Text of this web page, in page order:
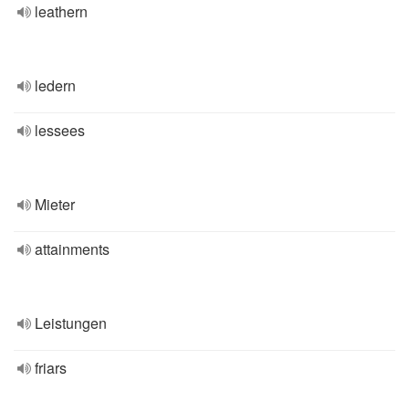
leathern
ledern
lessees
Mieter
attainments
Leistungen
friars